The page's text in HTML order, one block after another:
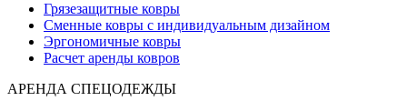
Грязезащитные ковры
Сменные ковры с индивидуальным дизайном
Эргономичные ковры
Расчет аренды ковров
АРЕНДА СПЕЦОДЕЖДЫ